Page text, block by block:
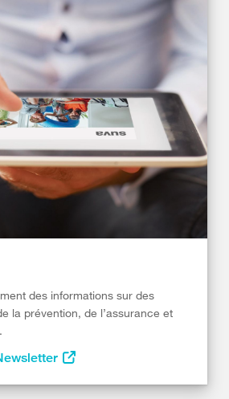
des informations sur des
la prévention, de l’assurance et